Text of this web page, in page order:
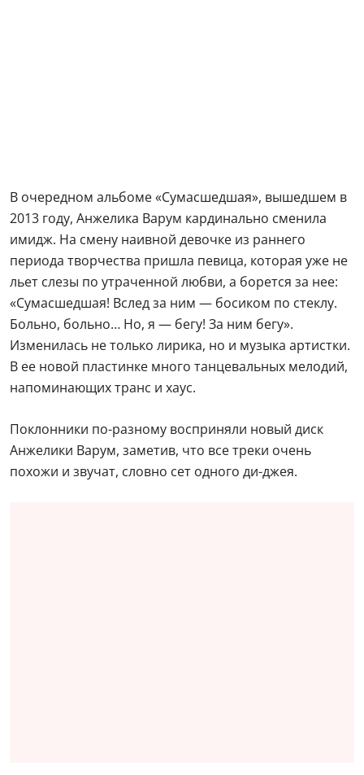
В очередном альбоме «Сумасшедшая», вышедшем в
2013 году, Анжелика Варум кардинально сменила
имидж. На смену наивной девочке из раннего
периода творчества пришла певица, которая уже не
льет слезы по утраченной любви, а борется за нее:
«Сумасшедшая! Вслед за ним — босиком по стеклу.
Больно, больно… Но, я — бегу! За ним бегу».
Изменилась не только лирика, но и музыка артистки.
В ее новой пластинке много танцевальных мелодий,
напоминающих транс и хаус.
Поклонники по-разному восприняли новый диск
Анжелики Варум, заметив, что все треки очень
похожи и звучат, словно сет одного ди-джея.